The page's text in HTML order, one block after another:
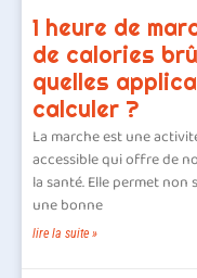
1 heure de
de calories
quelles
calculer ?
La marche est une
accessible qui offre de
la santé. Elle permet
une bonne
lire la suite »